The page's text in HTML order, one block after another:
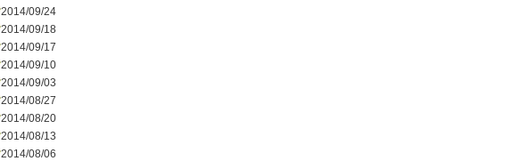
2014/09/24
2014/09/18
2014/09/17
2014/09/10
2014/09/03
2014/08/27
2014/08/20
2014/08/13
2014/08/06